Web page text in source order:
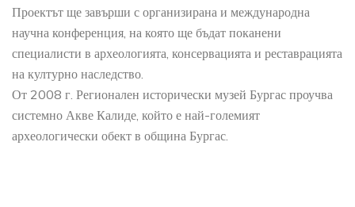
Проектът ще завърши с организирана и международна
научна конференция, на която ще бъдат поканени
специалисти в археологията, консервацията и реставрацията
на културно наследство.
От 2008 г. Регионален исторически музей Бургас проучва
системно Акве Калиде, който е най-големият
археологически обект в община Бургас.